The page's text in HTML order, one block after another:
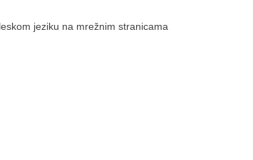
jeziku na mrežnim stranicama